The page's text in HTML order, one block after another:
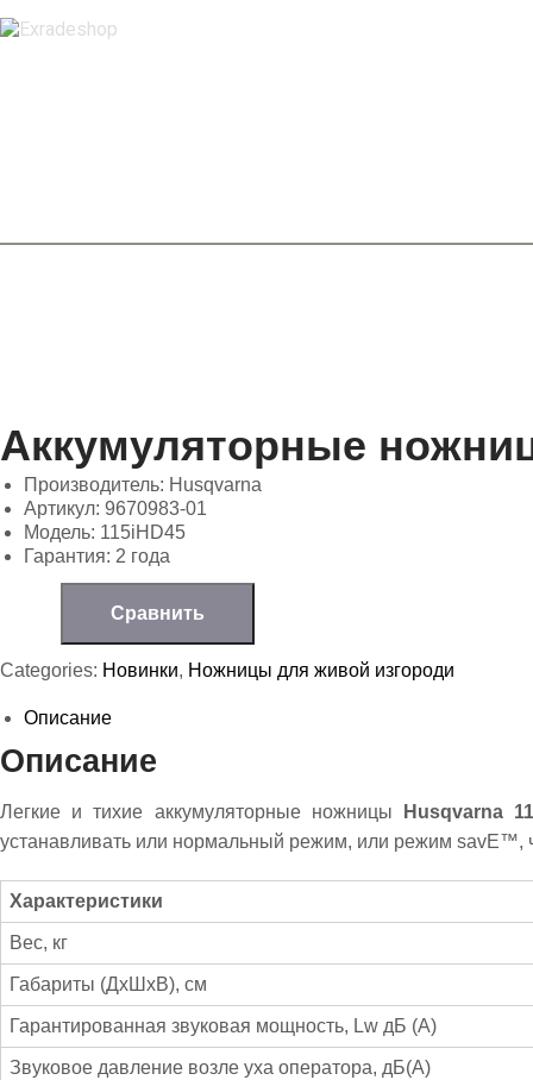
Аккумуляторные
Производитель: Husqvarna
Артикул: 9670983-01
Модель: 115iHD45
Гарантия: 2 года
Сравнить
Categories: Новинки, Ножницы для живой изгороди
Описание
Описание
Легкие и тихие аккумуляторные ножницы
Husqvarna
устанавливать или нормальный режим, или режим savE™,
Характеристики
Вес, кг
Габариты (ДxШxВ), см
Гарантированная звуковая мощность, Lw дБ (А)
Звуковое давление возле уха оператора, дБ(А)